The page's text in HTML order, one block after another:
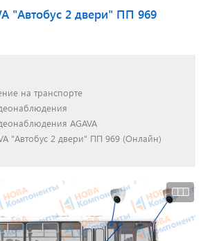
г. Нижний Новгород
"Автобус 2 двери" ПП 969
на транспорте
AGAVA
"Автобус 2 двери" ПП 969 (Онлайн)